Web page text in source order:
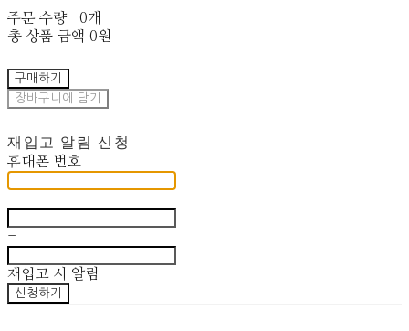
주문 수량
0개
총 상품 금액 0원
구매하기
장바구니에 담기
재입고 알림 신청
휴대폰 번호
-
-
재입고 시 알림
신청하기